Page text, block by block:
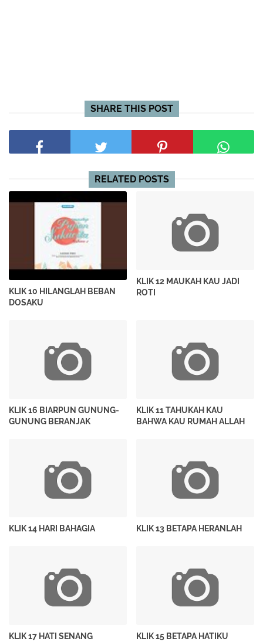
SHARE THIS POST
RELATED POSTS
KLIK 10 HILANGLAH BEBAN
DOSAKU
KLIK 12 MAUKAH KAU JADI
ROTI
KLIK 16 BIARPUN GUNUNG-
GUNUNG BERANJAK
KLIK 11 TAHUKAH KAU
BAHWA KAU RUMAH ALLAH
KLIK 14 HARI BAHAGIA KLIK 13 BETAPA HERANLAH
KLIK 17 HATI SENANG KLIK 15 BETAPA HATIKU